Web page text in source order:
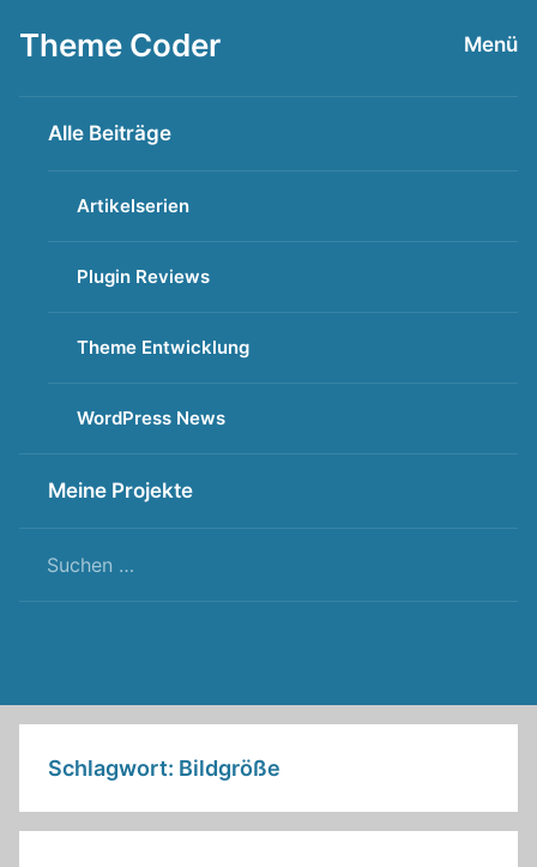
Inhalt
Theme Coder Menü
Alle Beiträge
Artikelserien
Plugin Reviews
Theme Entwicklung
WordPress News
Meine Projekte
Schlagwort: Bildgröße